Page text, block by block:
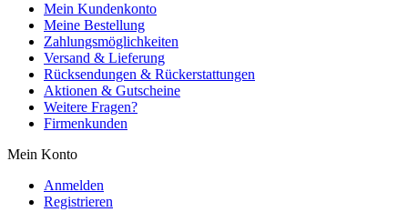
Mein Kundenkonto
Meine Bestellung
Zahlungsmöglichkeiten
Versand & Lieferung
Rücksendungen & Rückerstattungen
Aktionen & Gutscheine
Weitere Fragen?
Firmenkunden
Mein Konto
Anmelden
Registrieren